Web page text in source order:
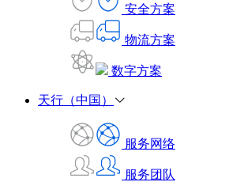
安全方案
物流方案
数字方案
天行（中国）
服务网络
服务团队